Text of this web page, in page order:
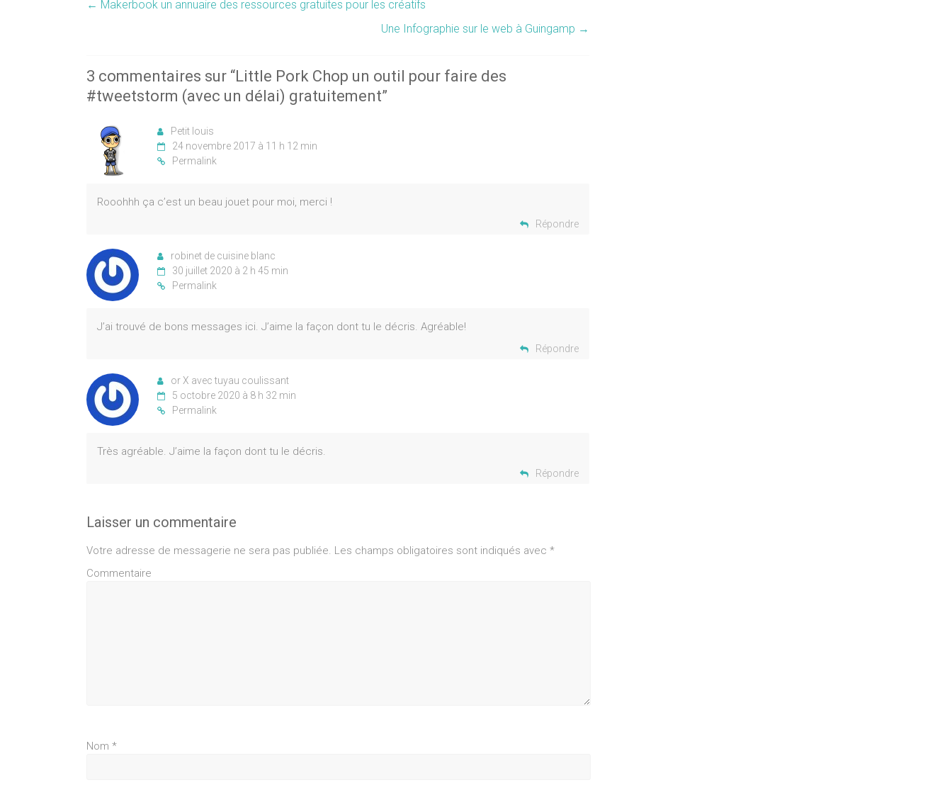
← Makerbook un annuaire des ressources gratuites pour les créatifs
Une Infographie sur le web à Guingamp →
3 commentaires sur “Little Pork Chop un outil pour faire des
#tweetstorm (avec un délai) gratuitement”
Petit louis
24 novembre 2017 à 11 h 12 min
Permalink
Rooohhh ça c’est un beau jouet pour moi, merci !
Répondre
robinet de cuisine blanc
30 juillet 2020 à 2 h 45 min
Permalink
J’ai trouvé de bons messages ici. J’aime la façon dont tu le décris. Agréable!
Répondre
or X avec tuyau coulissant
5 octobre 2020 à 8 h 32 min
Permalink
Très agréable. J’aime la façon dont tu le décris.
Répondre
Laisser un commentaire
Votre adresse de messagerie ne sera pas publiée. Les champs obligatoires sont indiqués avec *
Commentaire
Nom *